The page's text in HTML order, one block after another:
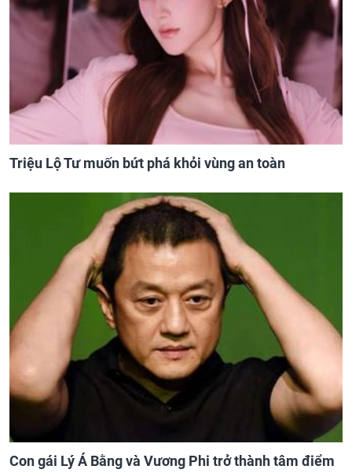
Triệu Lộ Tư muốn bứt phá khỏi vùng an toàn
Con gái Lý Á Bằng và Vương Phi trở thành tâm điểm